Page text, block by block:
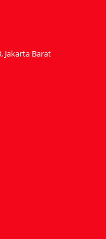
Jakarta Barat